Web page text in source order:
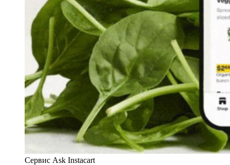
Сервис Ask Instacart